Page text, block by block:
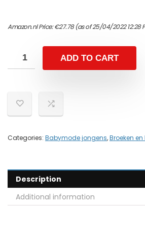
Amazon.nl Price:€27.78(as of 25/04/2022 12:28
ADD TO CART
Categories: Babymode jongens,Broeken
Description
Additional information